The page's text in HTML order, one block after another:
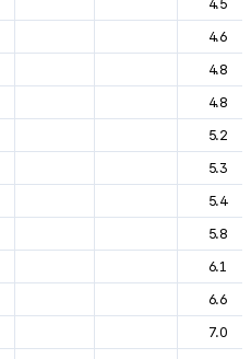
4.5
4.6
4.8
4.8
5.2
5.3
5.4
5.8
6.1
6.6
7.0